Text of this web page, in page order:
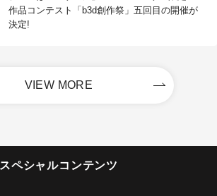
作品コンテスト「b3d創作祭」五回目の開催が
決定!
VIEW MORE
スペシャルコンテンツ